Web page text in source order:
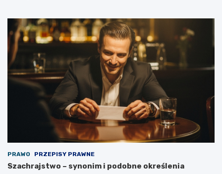
PRAWO PRZEPISY PRAWNE
Szachrajstwo – synonim i podobne określenia